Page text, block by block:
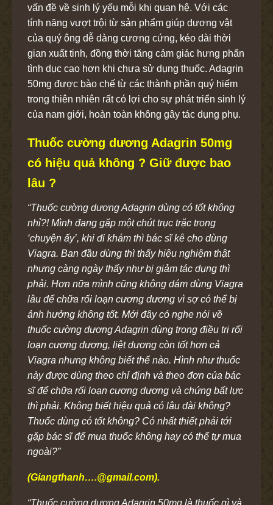
vấn đề về sinh lý yếu mỗi khi quan hệ. Với các
tính năng vượt trội từ sản phẩm giúp dương vật
của quý ông dễ dàng cương cứng, kéo dài thời
gian xuất tinh, đồng thời tăng cảm giác hưng phấn
tình dục cao hơn khi chưa sử dụng thuốc. Adagrin
50mg được bào chế từ các thành phần quý hiếm
trong thiên nhiên rất có lợi cho sự phát triển sinh lý
của nam giới, hoàn toàn không gây tác dụng phụ.
Thuốc cường dương Adagrin 50mg
có hiệu quả không ? Giữ được bao
lâu ?
“Thuốc cường dương Adagrin dùng có tốt không
nhỉ?! Mình đang gặp một chút trục trặc trong
‘chuyện ấy’, khi đi khám thì bác sĩ kê cho dùng
Viagra. Ban đầu dùng thì thấy hiệu nghiệm thật
nhưng càng ngày thấy như bị giảm tác dụng thì
phải. Hơn nữa mình cũng không dám dùng Viagra
lâu để chữa rối loạn cương dương vì sợ có thể bị
ảnh hưởng không tốt. Mới đây có nghe nói về
thuốc cường dương Adagrin dùng trong điều trị rối
loạn cương dương, liệt dương còn tốt hơn cả
Viagra nhưng không biết thế nào. Hình như thuốc
này được dùng theo chỉ định và theo đơn của bác
sĩ để chữa rối loạn cương dương và chứng bất lực
thì phải. Không biết hiệu quả có lâu dài không?
Thuốc dùng có tốt không? Có nhất thiết phải tới
gặp bác sĩ để mua thuốc không hay có thể tự mua
ngoài?”
(Giangthanh….@gmail.com).
“Thuốc cường dương Adagrin 50mg là thuốc gì và